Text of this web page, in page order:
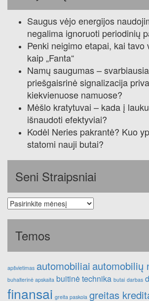
Saugus vėjo energijos
negalima ignoruoti periodinių
Penki neigimo etapai, kai tavo
kaip „Fanta“
Namų saugumas –
priešgaisrinė signalizacija
kiekvienuose namuose?
Mėšlo kratytuvai – kada į
išnaudoti efektyviai?
Kodėl Neries pakrantė? Kuo
statomi nauji butai?
Seni Straipsniai
Seni
straipsniai
Temos
apšvietimas automobiliai automobilių
buhalterinė apskaita buitinė technika butai darbas
finansai greita paskola greitas